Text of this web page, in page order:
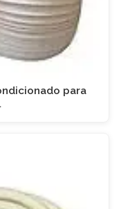
para